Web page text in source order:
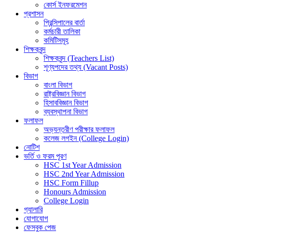
কোর্স ইনফরমেশন
প্রশাসন
প্রিন্সিপালের বার্তা
কর্মচারী তালিকা
কমিটিসমূহ
শিক্ষকবৃন্দ
শিক্ষকবৃন্দ (Teachers List)
শূণ্যপদের তথ্য (Vacant Posts)
বিভাগ
বাংলা বিভাগ
রাষ্ট্রবিজ্ঞান বিভাগ
হিসাববিজ্ঞান বিভাগ
ব্যবস্থাপনা বিভাগ
ফলাফল
অভ্যন্তরীণ পরীক্ষার ফলাফল
কলেজ লগইন (College Login)
নোটিশ
ভর্তি ও ফরম পূরণ
HSC 1st Year Admission
HSC 2nd Year Admission
HSC Form Fillup
Honours Admission
College Login
গ্যালারি
যোগাযোগ
ফেসবুক পেজ